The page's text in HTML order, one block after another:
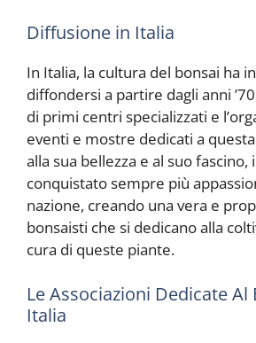
Diffusione in Italia
In Italia, la cultura del bonsai ha
diffondersi a partire dagli anni
di primi centri specializzati e
eventi e mostre dedicati a
alla sua bellezza e al suo fascino,
conquistato sempre più
nazione, creando una vera e
bonsaisti che si dedicano alla
cura di queste piante.
Le Associazioni Dedicate Al
Italia